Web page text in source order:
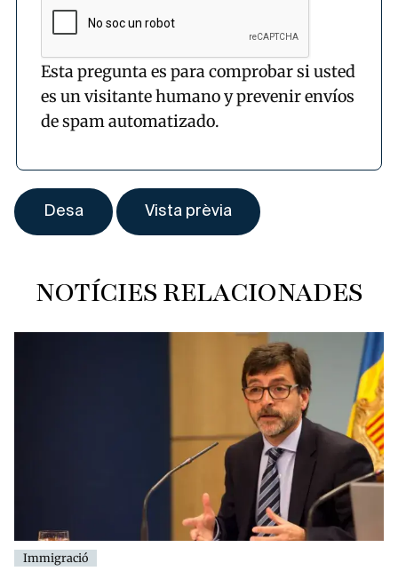
Esta pregunta es para comprobar si usted
es un visitante humano y prevenir envíos
de spam automatizado.
NOTÍCIES RELACIONADES
Immigració